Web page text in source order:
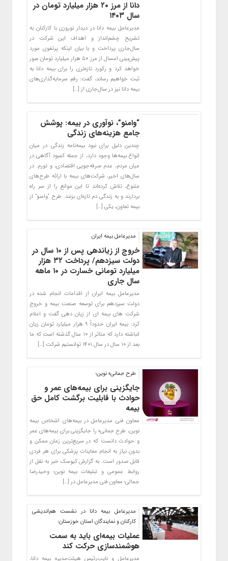
دانا از مرز ۲۰ هزار میلیارد تومان در
سال ۱۴۰۳
مدیرعامل بیمه دانا در دیدار نوروزی با کارکنان به
تشریح چشم‌انداز و اهداف این شرکت در
سال‌جاری پرداخت و با بیان اینکه پرتفوی مورد
پیش‌بینی امسال از مرز ۵۰ هزار میلیارد تومان عبور
خواهد کرد و رکورد تازه‌تری را برای بیمه ‌دانا به
ثبت خواهیم رساند، گفت: رقم سرمایه‌گذاری‌های
بیمه دانا نیز در سال‌جاری از […]
“وامنو”، نوآوری در بیمه: پوشش
جامع هزینه‌های زندگی
چندین دلیل برای نبود بیمه‌نامه زندگی در میان
انواع بیمه‌ها وجود دارد، از جمله کمبود آگاهی در
میان مردم، عدم صرفه‌جویی اقتصادی، و تورم. در
سال‌های اخیر، شرکت‌های بیمه با ارائه طرح‌های
متنوع، تلاش کرده‌اند تا این موانع را از سر راه
بردارند و به زندگی دم تازه‌ای بزنند. طرح “وامنو” از
بیمه تعاون، یکی […]
مدیرعامل بیمه ایران
خروج از زیاندهی پس از ۱۰ سال در
دولت سیزدهم/ پرداخت ۳۲ هزار
میلیارد تومانی خسارت در ۱۰ ماهه
سال جاری
مدیرعامل بیمه ایران از اقدامات انجام شده در
دولت سیزدهم برای توسعه صنعت بیمه و خروج
شرکت های بیمه ای از زیان دهی گفت و اعلام
کرد: بیمه ایران حدوداً ۹ هزار میلیارد تومان زیان
انباشته دارد که متاثر از ۱۰ سال گذشته است که ما
بعد از ۱۰ سال در سال ۱۴۰۱ توانستیم شرکت […]
طرح «بمانی» نوین؛
جایگزینی برای بیمه‌های عمر و
حوادث با قابلیت برگشت کامل حق
بیمه
معاون فنی مدیرعامل در بیمه‌های اشخاص بیمه
نوین، طرح «بمانی» را جایگزینی برای بیمه‌های عمر
و حوادث دانست که در سریع‌ترین زمان ممکن و
بدون نیاز به انجام معاینات پزشکی برای هر فردی
قابل صدور است. به گزارش کیوسک خبر به نقل از
روابط عمومی و تبلیغات بیمه نوین؛ وحیدرضا
جمالی؛ معاون فنی مدیرعامل در […]
مدیرعامل بیمه دانا در نشست هم‌اندیشی
کارکنان و نمایندگان استان خوزستان:
عملیات بیمه‌ای باید به سمت
هوشمندسازی حرکت کند
مدیرعامل و نایب‌رئیس هیئت‌مدیره بیمه دانا،